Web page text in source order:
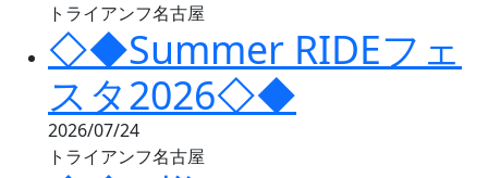
トライアンフ名古屋
◇◆Summer RIDEフェ
スタ2026◇◆
2026/07/24
トライアンフ名古屋